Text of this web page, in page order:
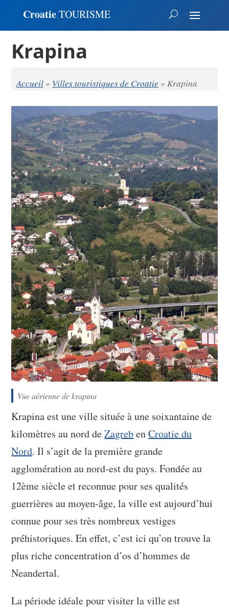
CroatieTOURISME
Krapina
Accueil» Villes touristiques de Croatie » Krapina
Vue aérienne de krapina
Krapina est une ville située à une soixantaine de
kilomètres au nord deZagrebenCroatie du
Nord. Il s’agit de la première grande
agglomération au nord-est du pays. Fondée au
12ème siècle et reconnue pour ses qualités
guerrières au moyen-âge, la ville est aujourd’hui
connue pour ses très nombreux vestiges
préhistoriques. En effet, c’est ici qu’on trouve la
plus riche concentration d’os d’hommes de
Neandertal.
La période idéale pour visiter la ville est